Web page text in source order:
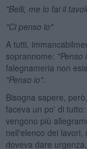
"Belli, me lo fai il
"Ci penso io"
A tutti,
soprannome: "Penso
falegnameria non
"Penso io".
Bisogna sapere,
faceva un po' di
vengono più
nell'elenco dei
doveva dare